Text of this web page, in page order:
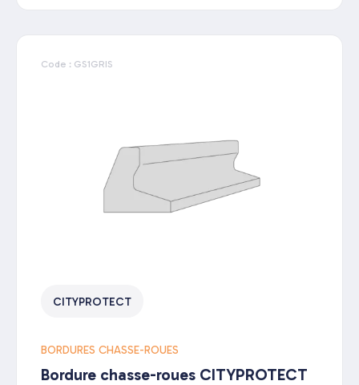
Code : GS1GRIS
CITYPROTECT
BORDURES CHASSE-ROUES
Bordure chasse-roues CITYPROTECT